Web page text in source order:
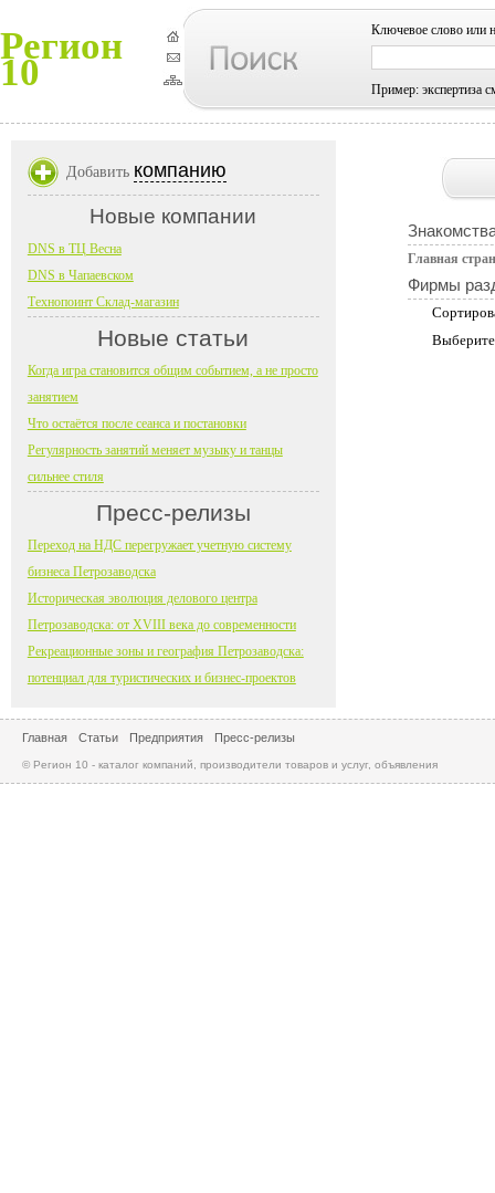
Регион
10
Ключевое слово или
Пример: экспертиза
Главная
Фирмы
Добавить компанию
Новые компании
DNS в ТЦ Весна
DNS в Чапаевском
Технопоинт Склад-магазин
Новые статьи
Когда игра становится общим событием, а не просто
занятием
Что остаётся после сеанса и постановки
Регулярность занятий меняет музыку и танцы
сильнее стиля
Пресс-релизы
Переход на НДС перегружает учетную систему
бизнеса Петрозаводска
Историческая эволюция делового центра
Петрозаводска: от XVIII века до современности
Рекреационные зоны и география Петрозаводска:
потенциал для туристических и бизнес-проектов
Главная Статьи Предприятия Пресс-релизы
© Регион 10 - каталог компаний, производители товаров и услуг, объявления